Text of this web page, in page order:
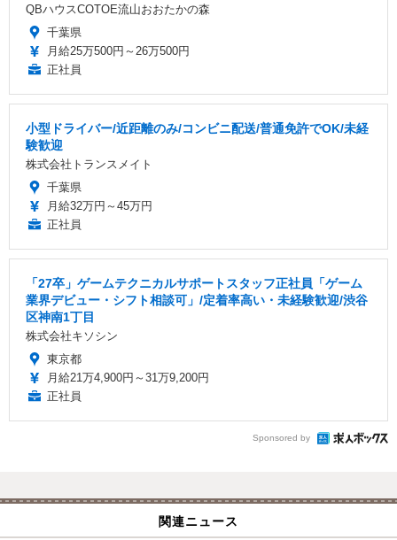
QBハウスCOTOE流山おおたかの森
千葉県
月給25万500円～26万500円
正社員
小型ドライバー/近距離のみ/コンビニ配送/普通免許でOK/未経
験歓迎
株式会社トランスメイト
千葉県
月給32万円～45万円
正社員
「27卒」ゲームテクニカルサポートスタッフ正社員「ゲーム
業界デビュー・シフト相談可」/定着率高い・未経験歓迎/渋谷
区神南1丁目
株式会社キソシン
東京都
月給21万4,900円～31万9,200円
正社員
Sponsored by
関連ニュース